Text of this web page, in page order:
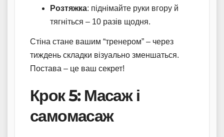
Розтяжка: піднімайте руки вгору й
тягніться – 10 разів щодня.
Стіна стане вашим “тренером” – через
тиждень складки візуально зменшаться.
Постава – це ваш секрет!
Крок 5: Масаж і
самомасаж